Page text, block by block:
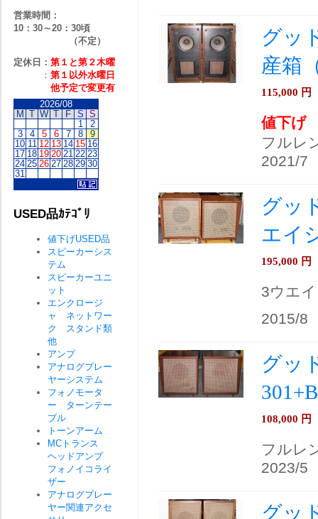
グッ
産箱
115,000 円
値下げ
フルレ
2021/7
グッ
エイ
195,000 円
3ウエ
2015/8
グッ
108,000 円
フルレ
2023/5
グッ
営業時間：
10：30～20：30頃
（不定）
定休日： 第１と第２木曜
： 第１以外水曜日
他予定で変更有
2026/08
M T W T F S S
1
2
3
4 5 6 7 8
9
10 11 12 13 14 15 16
17 18 19 20 21 22 23
24 25 26 27 28 29 30
31
USED品ｶﾃｺﾞﾘ
値下げUSED品
スピーカーシス
テム
スピーカーユニ
ット
エンクロージ
ャ ネットワー
ク スタンド類
他
アンプ
アナログプレー
ヤーシステム
フォノモータ
ー ターンテー
ブル
トーンアーム
MCトランス
ヘッドアンプ
フォノイコライ
ザー
アナログプレー
ヤー関連アクセ